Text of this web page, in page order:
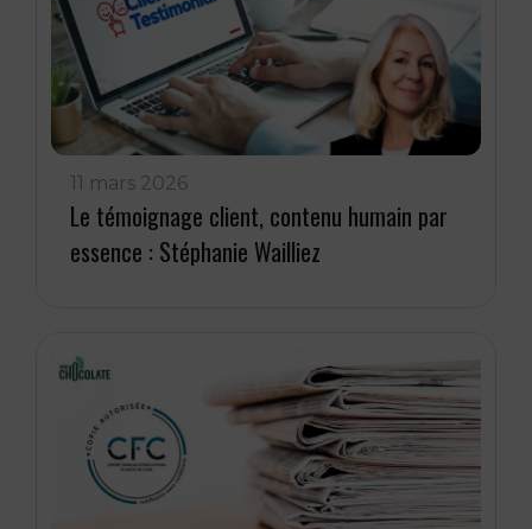
11 mars 2026
Le témoignage client, contenu humain par
essence : Stéphanie Wailliez